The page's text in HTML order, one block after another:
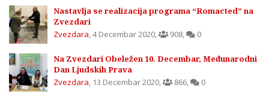
Nastavlja se realizacija programa “Romacted” na
Zvezdari
Zvezdara,4 Decembar 2020, 908, 0
Na Zvezdari Obeležen 10. Decembar, Međunarodni
Dan Ljudskih Prava
Zvezdara, 13 Decembar 2020, 866, 0